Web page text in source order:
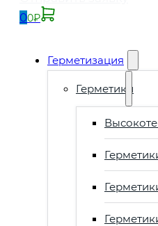
00₽
Герметизация
Герметики